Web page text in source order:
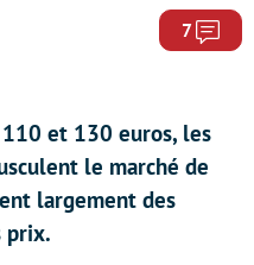
7
et 130 euros, les
le marché de
largement des
prix.